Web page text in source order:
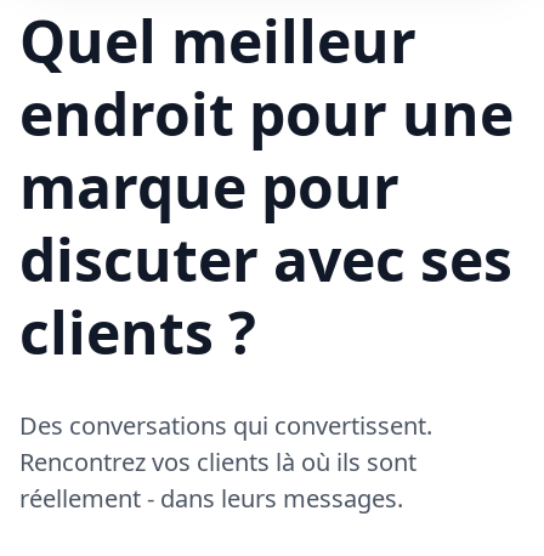
Quel meilleur
endroit pour une
marque pour
discuter avec ses
clients ?
Des conversations qui convertissent.
Rencontrez vos clients là où ils sont
réellement - dans leurs messages.